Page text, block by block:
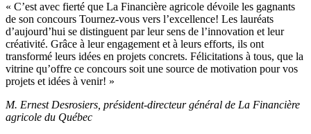
« C’est avec fierté que La Financière agricole dévoile les gagnants
de son concours Tournez-vous vers l’excellence! Les lauréats
d’aujourd’hui se distinguent par leur sens de l’innovation et leur
créativité. Grâce à leur engagement et à leurs efforts, ils ont
transformé leurs idées en projets concrets. Félicitations à tous, que la
vitrine qu’offre ce concours soit une source de motivation pour vos
projets et idées à venir! »
M. Ernest Desrosiers, président-directeur général de La Financière
agricole du Québec